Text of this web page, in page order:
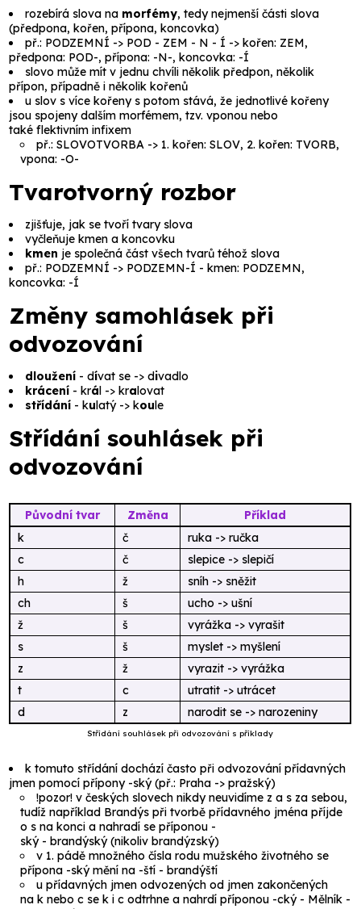
rozebírá slova na morfémy, tedy nejmenší části slova
(předpona, kořen, přípona, koncovka)
př.: PODZEMNÍ -> POD - ZEM - N - Í -> kořen: ZEM,
předpona: POD-, přípona: -N-, koncovka: -Í
slovo může mít v jednu chvíli několik předpon, několik
přípon, případně i několik kořenů
u slov s více kořeny s potom stává, že jednotlivé kořeny
jsou spojeny dalšímmorfémem, tzv.vponou nebo
takéflektivním infixem
př.: SLOVOTVORBA -> 1. kořen:SLOV, 2. kořen: TVORB,
vpona: -O-
Tvarotvorný rozbor
zjišťuje, jak se tvoří tvary slova
vyčleňujekmen akoncovku
kmen je společná část všech tvarů téhož slova
př.: PODZEMNÍ -> PODZEMN-Í - kmen: PODZEMN,
koncovka: -Í
Změny samohlásek při
odvozování
dloužení -dívat se ->divadlo
krácení -král ->kralovat
střídání -kulatý->koule
Střídání souhlásek při
odvozování
Původní tvar Změna
Příklad
k
č
ruka -> ručka
c
č
slepice -> slepičí
h
ž
sníh -> sněžit
ch
š
ucho -> ušní
ž
š
vyrážka -> vyrašit
s
š
myslet -> myšlení
z
ž
vyrazit -> vyrážka
t
c
utratit -> utrácet
d
z narodit se -> narozeniny
Střídání souhlásek při odvozování s příklady
k tomuto střídání dochází často při odvozování přídavných
jmen pomocí přípony -ský(př.: Praha ->pražský)
!pozor! v českých slovech nikdy neuvidíme z a s za sebou,
tudíž například Brandýs při tvorbě přídavného jména příjde
o s na konci a nahradí se příponou -
ský-brandýský(nikolivbrandýzský)
v 1. pádě množného čísla rodu mužského životného se
přípona -skýmění na -ští -brandýští
u přídavných jmen odvozených od jmen zakončených
nak neboc sek ic odtrhne a nahrdí příponou -cký- Mělník -